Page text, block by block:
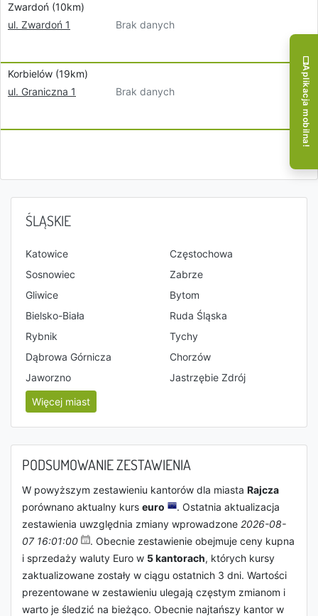
Zwardoń (10km)
ul. Zwardoń 1
Brak danych
Korbielów (19km)
ul. Graniczna 1
Brak danych
ŚLĄSKIE
Katowice
Częstochowa
Sosnowiec
Zabrze
Gliwice
Bytom
Bielsko-Biała
Ruda Śląska
Rybnik
Tychy
Dąbrowa Górnicza
Chorzów
Jaworzno
Jastrzębie Zdrój
Więcej miast
PODSUMOWANIE ZESTAWIENIA
W powyższym zestawieniu kantorów dla miasta Rajcza
porównano aktualny kurs euro
. Ostatnia aktualizacja
zestawienia uwzględnia zmiany wprowadzone 2026-08-
07 16:01:00
. Obecnie zestawienie obejmuje ceny kupna
i sprzedaży waluty Euro w 5 kantorach, których kursy
zaktualizowane zostały w ciągu ostatnich 3 dni. Wartości
prezentowane w zestawieniu ulegają częstym zmianom i
warto je śledzić na bieżąco. Obecnie najtańszy kantor w
Aplikacja mobilna!